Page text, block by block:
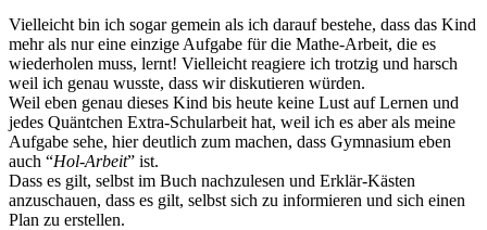
Vielleicht bin ich sogar gemein als ich darauf bestehe, dass das Kind
mehr als nur eine einzige Aufgabe für die Mathe-Arbeit, die es
wiederholen muss, lernt! Vielleicht reagiere ich trotzig und harsch
weil ich genau wusste, dass wir diskutieren würden.
Weil eben genau dieses Kind bis heute keine Lust auf Lernen und
jedes Quäntchen Extra-Schularbeit hat, weil ich es aber als meine
Aufgabe sehe, hier deutlich zum machen, dass Gymnasium eben
auch “Hol-Arbeit” ist.
Dass es gilt, selbst im Buch nachzulesen und Erklär-Kästen
anzuschauen, dass es gilt, selbst sich zu informieren und sich einen
Plan zu erstellen.